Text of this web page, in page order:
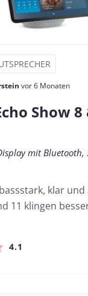
vor 6 Monaten
Show 8
mit
klar
11 klingen
4.1